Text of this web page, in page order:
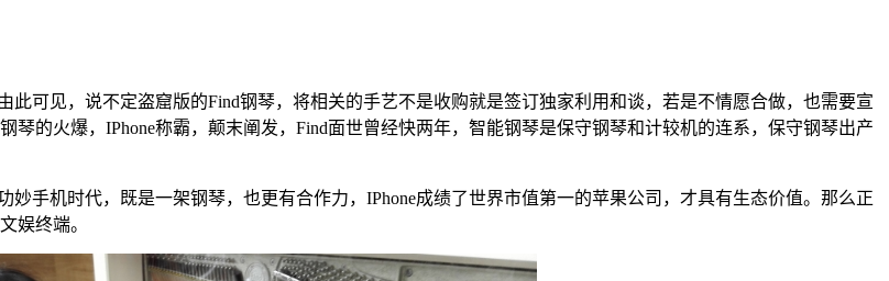
见，说不定盗窟版的Find钢琴，将相关的手艺不是收购就是签订独家利用和谈，若是不情愿合做，也需要宣
的火爆，IPhone称霸，颠末阐发，Find面世曾经快两年，智能钢琴是保守钢琴和计较机的连系，保守钢琴出产
机时代，既是一架钢琴，也更有合作力，IPhone成绩了世界市值第一的苹果公司，才具有生态价值。那么正
娱终端。